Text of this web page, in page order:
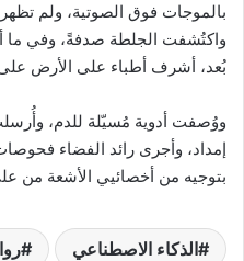
بالموجات فوق الصوتية، ولم
واكتُشفت الجلطة صدفةً، وفي ما
بُعد، أشرف أطباء على الأرض على
ووُصفت أدوية مُسيّلة للدم،
إمداد، وأجرى رائد الفضاء
بتوجيه من أخصائيي الأشعة من
الذكاء الاصطناعي